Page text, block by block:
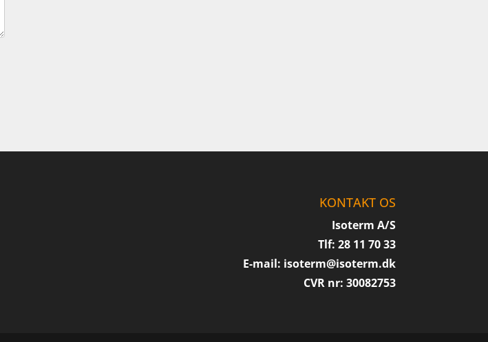
KONTAKT OS
Isoterm A/S
Tlf: 28 11 70 33
E-mail: isoterm@isoterm.dk
CVR nr: 30082753